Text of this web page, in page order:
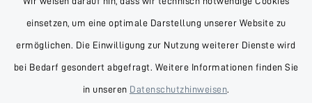
einsetzen, um eine optimale Darstellung unserer Website zu
ermöglichen. Die Einwilligung zur Nutzung weiterer Dienste wird
bei Bedarf gesondert abgefragt. Weitere Informationen finden Sie
in unseren Datenschutzhinweisen.
Sitemap